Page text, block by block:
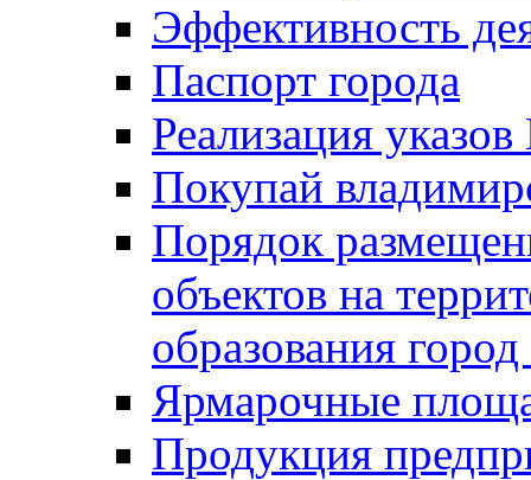
Эффективность
Паспорт города
Реализация
Покупай
Порядок
объектов на
образования
Ярмарочные
Продукция